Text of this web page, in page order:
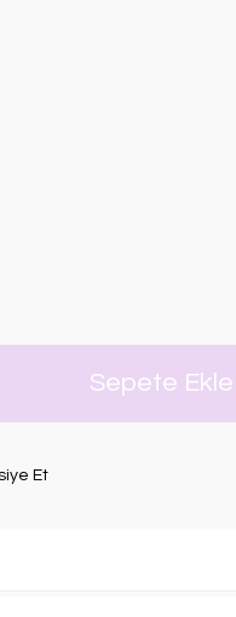
Sepete Ekle
Et